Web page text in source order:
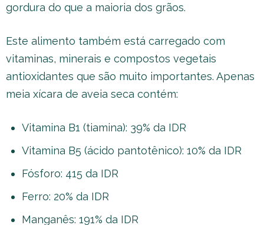
gordura do que a maioria dos grãos.
Este alimento também está carregado com
vitaminas, minerais e compostos vegetais
antioxidantes que são muito importantes. Apenas
meia xícara de aveia seca contém:
Vitamina B1 (tiamina): 39% da IDR
Vitamina B5 (ácido pantotênico): 10% da IDR
Fósforo: 415 da IDR
Ferro: 20% da IDR
Manganês: 191% da IDR